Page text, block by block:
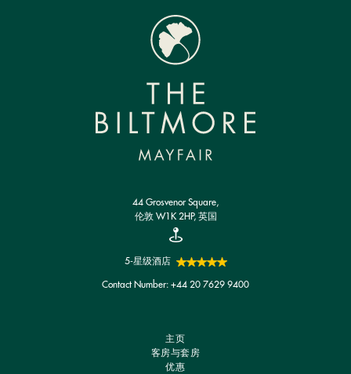
44 Grosvenor Square,
伦敦 W1K 2HP, 英国
5-星级酒店
Contact Number: +44 20 7629 9400
主页
客房与套房
优惠